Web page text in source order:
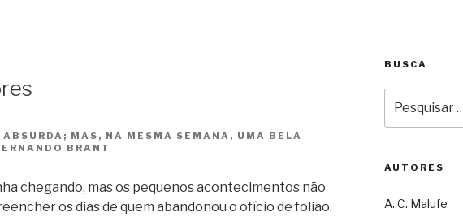
ABSURDA; MAS, NA MESMA SEMANA, UMA BELA
BRANT
chegando, mas os pequenos acontecimentos não
os dias de quem abandonou o ofício de folião.
BUSCA
por:
AUTORES
A. C. Malufe